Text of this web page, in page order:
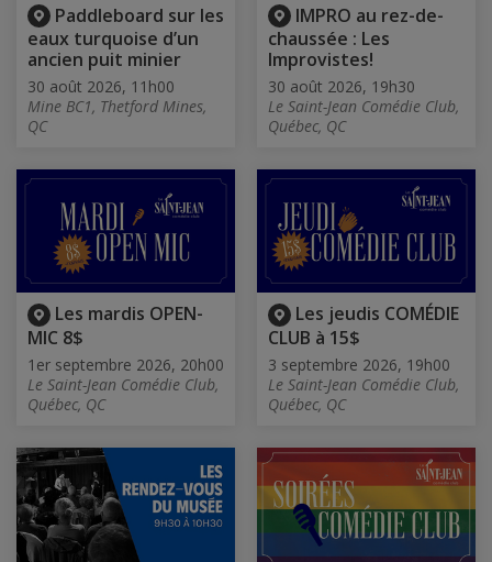
Paddleboard sur les
eaux turquoise d’un
ancien puit minier
30 août 2026, 11h00
Mine BC1, Thetford Mines,
QC
IMPRO au rez-de-
chaussée : Les
Improvistes!
30 août 2026, 19h30
Le Saint-Jean Comédie Club,
Québec, QC
Les mardis OPEN-
MIC 8$
1er septembre 2026, 20h00
Le Saint-Jean Comédie Club,
Québec, QC
Les jeudis COMÉDIE
CLUB à 15$
3 septembre 2026, 19h00
Le Saint-Jean Comédie Club,
Québec, QC